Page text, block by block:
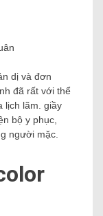
dị và đơn
đã rất với thể
lịch lãm. giầy
bộ y phục,
người mặc.